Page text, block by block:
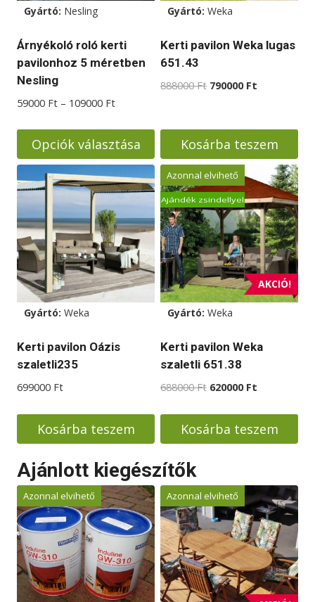
választhatók
Gyártó: Nesling
Árnyékoló roló kerti
pavilonhoz 5 méretben
Nesling
59000 Ft – 109000 FtÁrtartomány:
-
109000 Ft
Opciók választása
Ennek
a
terméknek
több
variációja
van.
A
változatok
termékoldalon
választhatók
Gyártó: Weka
Kerti pavilon Weka lugas
651.43
888000Ft Original
888000 Ft.
790000 Ft
790000 Ft.
Kosárba teszem
Gyártó: Weka
Kerti pavilon Oázis
szaletli235
699000 Ft
Kosárba teszem
Ajándék zsindellyel
AKCIÓ!
Azonnal elvihető
Gyártó: Weka
Kerti pavilon Weka
szaletli 651.38
688000Ft Original
was:
688000 Ft.
620000 Ft
is:
620000 Ft.
Kosárba teszem
Ajánlott kiegészítők
Azonnal elvihető Azonnal elvihető